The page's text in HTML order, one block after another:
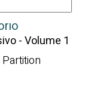
- Volume 1